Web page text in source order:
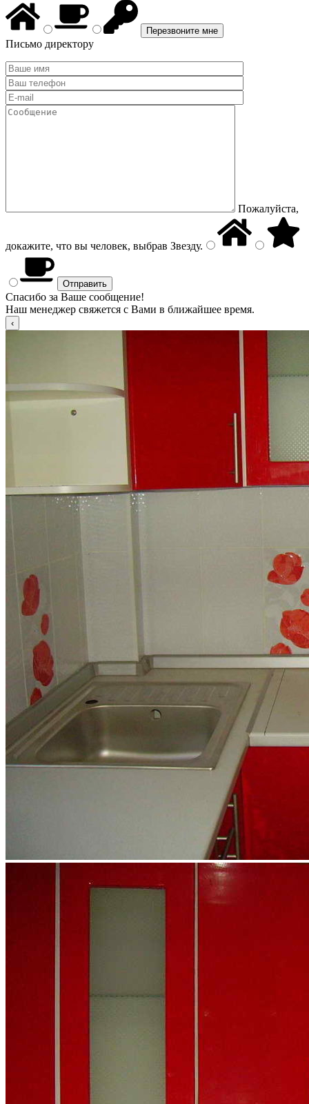
Письмо директору
Пожалуйста,
докажите, что вы человек, выбрав Звезду.
Спасибо за Ваше сообщение!
Наш менеджер свяжется с Вами в ближайшее время.